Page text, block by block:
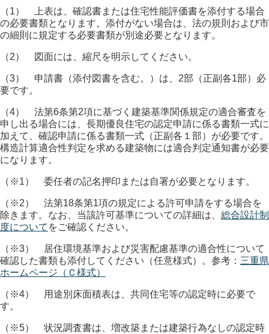
（1） 上表は、確認書または住宅性能評価書を添付する場合
の必要書類となります。添付がない場合は、法の規則および市
の細則に規定する必要書類が別途必要となります。
（2） 図面には、縮尺を明示してください。
（3） 申請書（添付図書を含む。）は、2部（正副各1部）必
要です。
（4） 法第6条第2項に基づく建築基準関係規定の適合審査を
申し出る場合には、長期優良住宅の認定申請に係る書類一式に
加えて、確認申請に係る書類一式（正副各１部）が必要です。
構造計算適合性判定を求める建築物には適合判定通知書が必要
になります。
（※1） 委任者の記名押印または自署が必要となります。
（※2） 法第18条第1項の規定による許可申請をする場合を
除きます。なお、当該許可基準についての詳細は、 総合設計制
度について をご確認ください。
（※3） 居住環境基準および災害配慮基準の適合性について
確認した書類も添付してください（任意様式）。参考： 三重県
ホームページ（Ｃ様式）
（※4） 用途別床面積表は、共同住宅等の認定時に必要で
す。
（※5） 状況調査書は、増改築または建築行為なしの認定時